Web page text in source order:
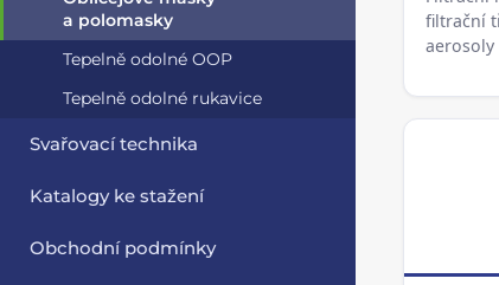
a polomasky
Tepelně odolné OOP
Tepelně odolné rukavice
Svařovací technika
Katalogy ke stažení
Obchodní podmínky
filtrační
aerosoly